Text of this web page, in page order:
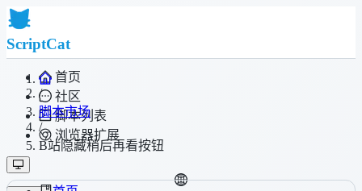
ScriptCat
首页
社区
脚本列表
浏览器扩展
/
脚本市场
/
B站隐藏稍后再看按钮